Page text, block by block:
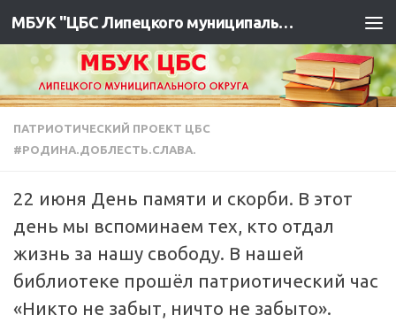
МБУК "ЦБС Липецкого муниципального района"
ПАТРИОТИЧЕСКИЙ ПРОЕКТ ЦБС
#РОДИНА.ДОБЛЕСТЬ.СЛАВА.
22 июня День памяти и скорби. В этот
день мы вспоминаем тех, кто отдал
жизнь за нашу свободу. В нашей
библиотеке прошёл патриотический час
«Никто не забыт, ничто не забыто».